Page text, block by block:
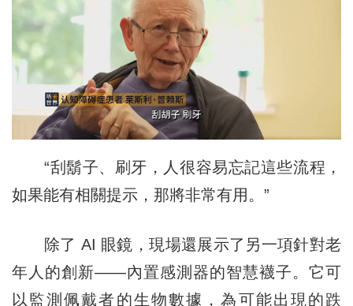
“刮鬍子、刷牙，人很容易忘記這些流程，
如果能有相關提示，那將非常有用。”
除了 AI 眼鏡，現場還展示了另一項針對老
年人的創新——內置感測器的智慧襪子。它可
以監測佩戴者的生物數據，為可能出現的跌